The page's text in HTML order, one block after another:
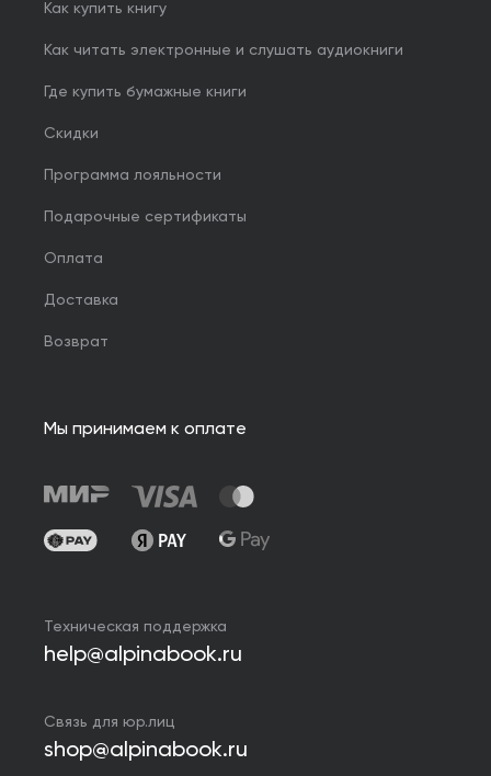
Как купить книгу
Как читать электронные и слушать аудиокниги
Где купить бумажные книги
Скидки
Программа лояльности
Подарочные сертификаты
Оплата
Доставка
Возврат
Мы принимаем к оплате
Техническая поддержка
help@alpinabook.ru
Связь для юр.лиц
shop@alpinabook.ru